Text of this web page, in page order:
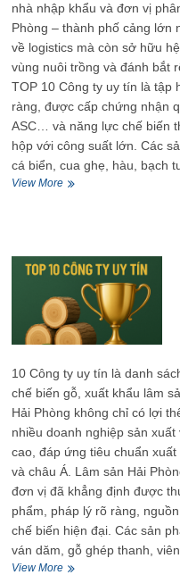
nhà nhập khẩu và đơn vị
Phòng – thành phố cảng lớn
về logistics mà còn sở hữu
vùng nuôi trồng và đánh bắt
TOP 10 Công ty uy tín là tập
ràng, được cấp chứng nhận
ASC… và năng lực chế biến
hộp với công suất lớn. Các
cá biển, cua ghẹ, hàu, bạch
View MoreThủy
TOP
10
Công
ty
uy
tín
10 Công ty uy tín là danh
chế biến gỗ, xuất khẩu lâm
Hải Phòng không chỉ có lợi
nhiều doanh nghiệp sản
cao, đáp ứng tiêu chuẩn
và châu Á. Lâm sản Hải
đơn vị đã khẳng định được
phẩm, pháp lý rõ ràng,
chế biến hiện đại. Các sản
ván dăm, gỗ ghép thanh,
View MoreLâm